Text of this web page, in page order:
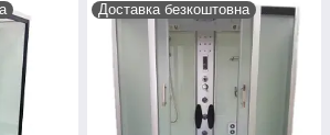
Доставка безкоштовна